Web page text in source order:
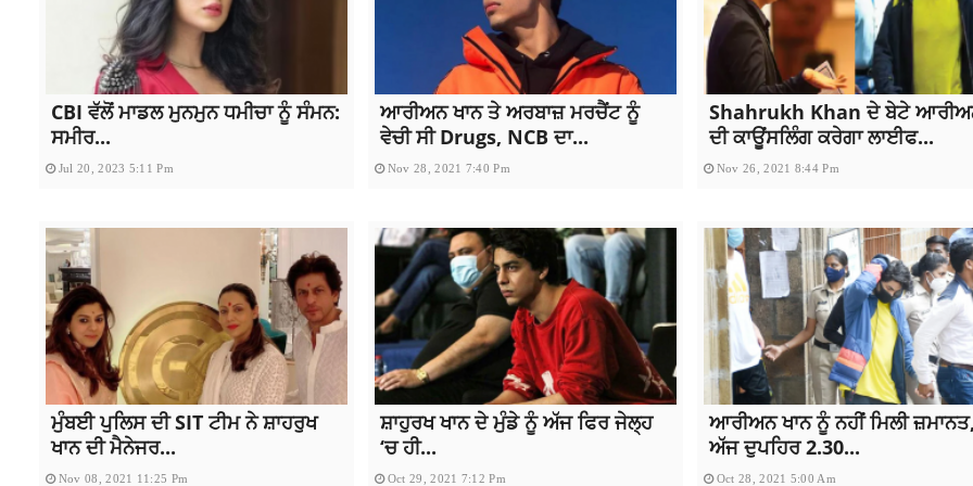
CBI ਵੱਲੋਂ ਮਾਡਲ ਮੁਨਮੁਨ ਧਮੀਚਾ ਨੂੰ ਸੰਮਨ:
ਸਮੀਰ...
Jul 20, 2023 5:11 Pm
ਆਰੀਅਨ ਖਾਨ ਤੇ ਅਰਬਾਜ਼ ਮਰਚੈਂਟ ਨੂੰ
ਵੇਚੀ ਸੀ Drugs, NCB ਦਾ...
Nov 28, 2021 7:40 Pm
Shahrukh Khan ਦੇ ਬੇਟੇ
ਦੀ ਕਾਊਂਸਲਿੰਗ ਕਰੇਗਾ ਲਾਈਫ...
Nov 26, 2021 8:44 Pm
ਮੁੰਬਈ ਪੁਲਿਸ ਦੀ SIT ਟੀਮ ਨੇ ਸ਼ਾਹਰੁਖ
ਖਾਨ ਦੀ ਮੈਨੇਜਰ...
Nov 08, 2021 11:25 Pm
ਸ਼ਾਹੁਰਖ ਖਾਨ ਦੇ ਮੁੰਡੇ ਨੂੰ ਅੱਜ ਫਿਰ ਜੇਲ੍ਹ
‘ਚ ਹੀ...
Oct 29, 2021 7:12 Pm
ਆਰੀਅਨ ਖਾਨ ਨੂੰ ਨਹੀਂ ਮਿਲੀ
ਅੱਜ ਦੁਪਹਿਰ 2.30...
Oct 28, 2021 5:00 Am